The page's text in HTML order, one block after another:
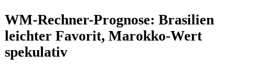
WM-Rechner-Prognose: Brasilien
leichter Favorit, Marokko-Wert
spekulativ